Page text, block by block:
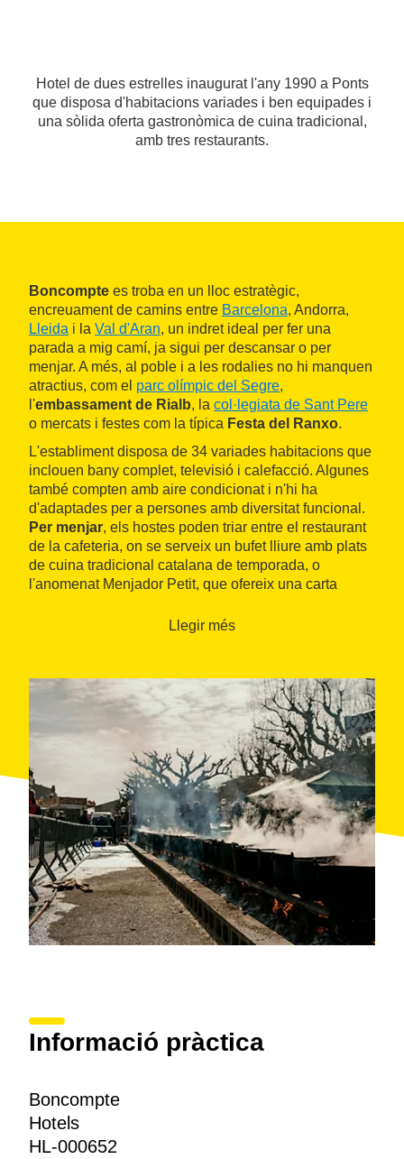
Hotel de dues estrelles inaugurat l'any 1990 a Ponts
que disposa d'habitacions variades i ben equipades i
una sòlida oferta gastronòmica de cuina tradicional,
amb tres restaurants.
Boncompte es troba en un lloc estratègic,
encreuament de camins entre Barcelona, Andorra,
Lleida i la Val d'Aran, un indret ideal per fer una
parada a mig camí, ja sigui per descansar o per
menjar. A més, al poble i a les rodalies no hi manquen
atractius, com el parc olímpic del Segre,
l'embassament de Rialb, la col·legiata de Sant Pere
o mercats i festes com la típica Festa del Ranxo.
L'establiment disposa de 34 variades habitacions que
inclouen bany complet, televisió i calefacció. Algunes
també compten amb aire condicionat i n'hi ha
d'adaptades per a persones amb diversitat funcional.
Per menjar, els hostes poden triar entre el restaurant
de la cafeteria, on se serveix un bufet lliure amb plats
de cuina tradicional catalana de temporada, o
l'anomenat Menjador Petit, que ofereix una carta
d'imaginació i modernitat.Llegir més
Informació pràctica
Boncompte
Hotels
HL-000652